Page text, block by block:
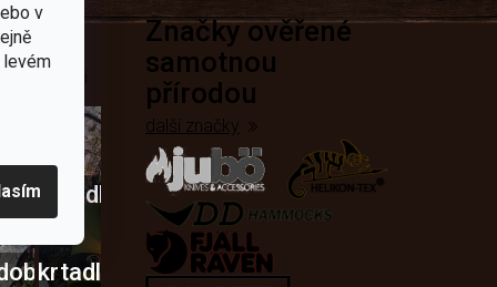
v
levém
nejčastěji
Křesadla
škrtadla
Značky ověřené
samotnou
přírodou
další značky